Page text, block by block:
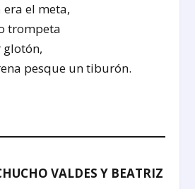
el meta,
trompeta
glotón,
pesque un tiburón.
VALDES Y BEATRIZ